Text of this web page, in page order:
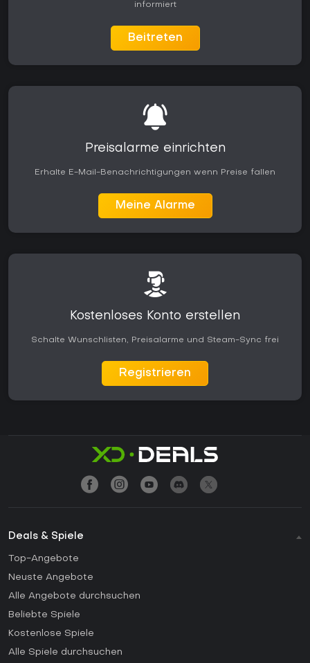
informiert
Beitreten
Preisalarme einrichten
Erhalte E-Mail-Benachrichtigungen wenn Preise fallen
Meine Alarme
Kostenloses Konto erstellen
Schalte Wunschlisten, Preisalarme und Steam-Sync frei
Registrieren
Deals & Spiele
Top-Angebote
Neuste Angebote
Alle Angebote durchsuchen
Beliebte Spiele
Kostenlose Spiele
Alle Spiele durchsuchen